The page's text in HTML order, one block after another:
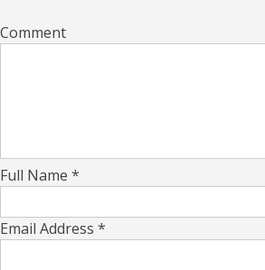
Comment
Full Name *
Email Address *